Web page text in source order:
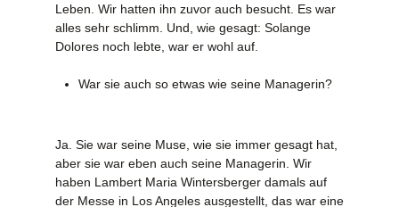
Leben. Wir hatten ihn zuvor auch besucht. Es war
alles sehr schlimm. Und, wie gesagt: Solange
Dolores noch lebte, war er wohl auf.
War sie auch so etwas wie seine Managerin?
Ja. Sie war seine Muse, wie sie immer gesagt hat,
aber sie war eben auch seine Managerin. Wir
haben Lambert Maria Wintersberger damals auf
der Messe in Los Angeles ausgestellt, das war eine